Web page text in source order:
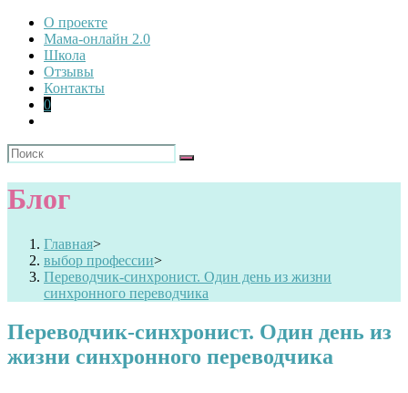
О проекте
Мама-онлайн 2.0
Школа
Отзывы
Контакты
0
Блог
Главная>
выбор профессии>
Переводчик-синхронист. Один день из жизни
синхронного переводчика
Переводчик-синхронист. Один день из
жизни синхронного переводчика